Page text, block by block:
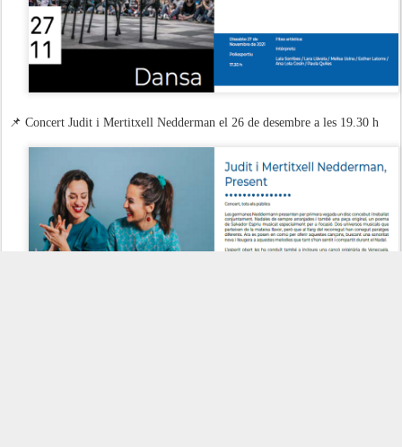
📌 Concert Judit i Mertitxell Nedderman el 26 de desembre a les 19.30 h